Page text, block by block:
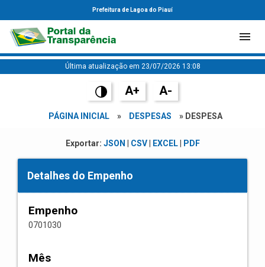
Prefeitura de Lagoa do Piauí
Última atualização em 23/07/2026 13:08
A+ A-
PÁGINA INICIAL » DESPESAS » DESPESA
Exportar: JSON CSV| EXCEL| PDF
Detalhes do Empenho
Empenho
0701030
Mês